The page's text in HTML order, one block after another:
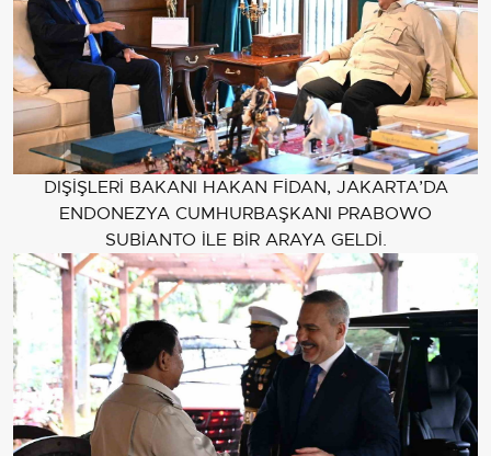
DIŞİŞLERİ BAKANI HAKAN FİDAN, JAKARTA’DA
ENDONEZYA CUMHURBAŞKANI PRABOWO
SUBİANTO İLE BİR ARAYA GELDİ.